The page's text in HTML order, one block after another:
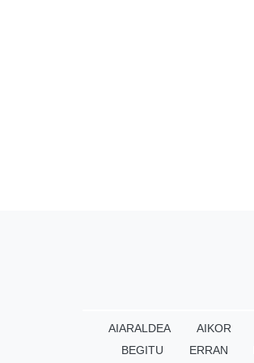
AIARALDEA AIKOR
BEGITU
ERRAN